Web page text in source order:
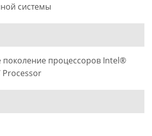
системы
поколение процессоров Intel®
Processor